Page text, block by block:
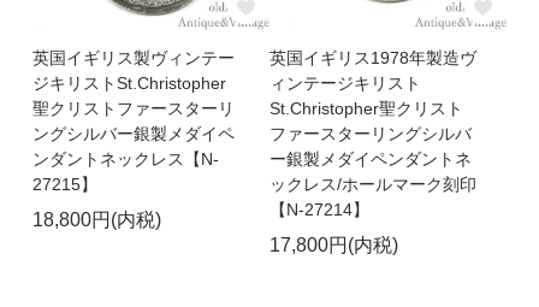
英国イギリス製ヴィンテー
ジキリストSt.Christopher
聖クリストファースターリ
ングシルバー銀製メダイペ
ンダントネックレス【N-
27215】
18,800円(内税)
英国イギリス1978年製造ヴ
ィンテージキリスト
St.Christopher聖クリスト
ファースターリングシルバ
ー銀製メダイペンダントネ
ックレス/ホールマーク刻印
【N-27214】
17,800円(内税)